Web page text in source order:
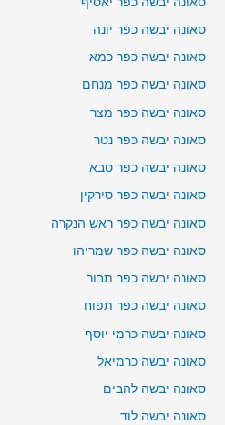
סאונה יבשה כפר יונה
סאונה יבשה כפר כמא
סאונה יבשה כפר מנחם
סאונה יבשה כפר מצר
סאונה יבשה כפר נטר
סאונה יבשה כפר סבא
סאונה יבשה כפר סירקין
סאונה יבשה כפר ראש הנקרה
סאונה יבשה כפר שמריהו
סאונה יבשה כפר תבור
סאונה יבשה כפר תפוח
סאונה יבשה כרמי יוסף
סאונה יבשה כרמיאל
סאונה יבשה להבים
סאונה יבשה לוד